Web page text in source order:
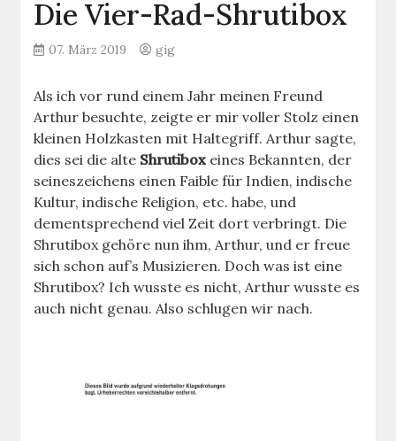
Die Vier-Rad-Shrutibox
07. März 2019 gig
Als ich vor rund einem Jahr meinen Freund
Arthur besuchte, zeigte er mir voller Stolz einen
kleinen Holzkasten mit Haltegriff. Arthur sagte,
dies sei die alte Shrutibox eines Bekannten, der
seineszeichens einen Faible für Indien, indische
Kultur, indische Religion, etc. habe, und
dementsprechend viel Zeit dort verbringt. Die
Shrutibox gehöre nun ihm, Arthur, und er freue
sich schon auf’s Musizieren. Doch was ist eine
Shrutibox? Ich wusste es nicht, Arthur wusste es
auch nicht genau. Also schlugen wir nach.